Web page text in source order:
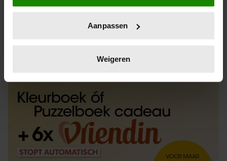
locatie, die tot een paar meter nauwkeurig kan zijn
scannen op specifieke eigenschappen (fingerprinting)
verwerkt en stel uw voorkeuren in het
intrekken in de Cookieverklaring.
We gebruiken cookies om content en advertenties te
personaliseren, om functies voor social media te bieden
en om ons websiteverkeer te analyseren. Ook delen we
informatie over uw gebruik van onze site met onze
partners voor social media, adverteren en analyse. Deze
Aanpassen
Weigeren